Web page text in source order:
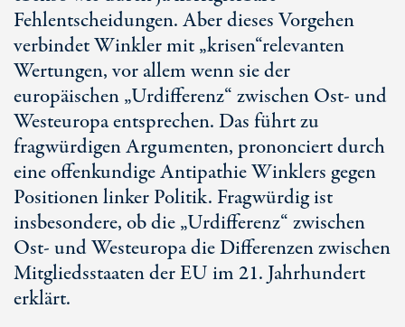
Fehlentscheidungen. Aber dieses Vorgehen
verbindet Winkler mit „krisen“relevanten
Wertungen, vor allem wenn sie der
europäischen „Urdifferenz“ zwischen Ost- und
Westeuropa entsprechen. Das führt zu
fragwürdigen Argumenten, prononciert durch
eine offenkundige Antipathie Winklers gegen
Positionen linker Politik. Fragwürdig ist
insbesondere, ob die „Urdifferenz“ zwischen
Ost- und Westeuropa die Differenzen zwischen
Mitgliedsstaaten der EU im 21. Jahrhundert
erklärt.